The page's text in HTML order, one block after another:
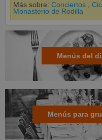
Más sobre: Conciertos
Monasterio de Rodilla
Menús del
Menús para